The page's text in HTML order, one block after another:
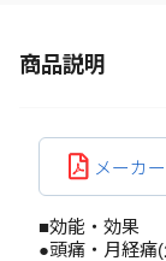
商品説明
メーカ
■効能・効果
●頭痛・月経痛